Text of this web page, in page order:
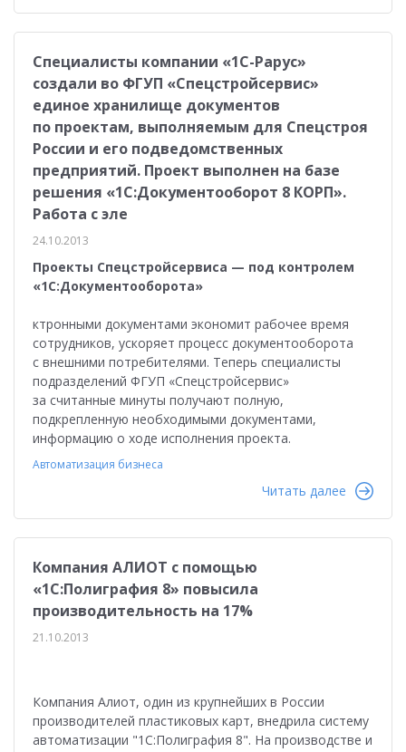
Специалисты компании «1С-Рарус»
создали во ФГУП «Спецстройсервис»
единое хранилище документов
по проектам, выполняемым для Спецстроя
России и его подведомственных
предприятий. Проект выполнен на базе
решения «1С:Документооборот 8 КОРП».
Работа с эле
24.10.2013
Проекты Спецстройсервиса — под контролем
«1С:Документооборота»
ктронными документами экономит рабочее время
сотрудников, ускоряет процесс документооборота
с внешними потребителями. Теперь специалисты
подразделений ФГУП «Спецстройсервис»
за считанные минуты получают полную,
подкрепленную необходимыми документами,
информацию о ходе исполнения проекта.
Автоматизация бизнеса
Читать далее
Компания АЛИОТ с помощью
«1С:Полиграфия 8» повысила
производительность на 17%
21.10.2013
Компания Алиот, один из крупнейших в России
производителей пластиковых карт, внедрила систему
автоматизации "1С:Полиграфия 8". На производстве и